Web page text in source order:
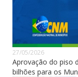
27/05/2026
Aprovação do piso
bilhões para os